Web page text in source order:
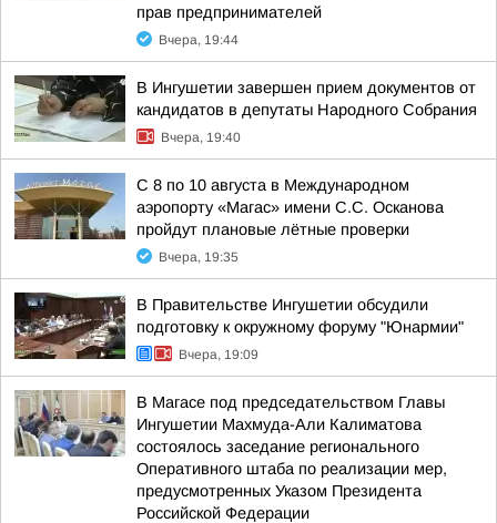
прав предпринимателей
Вчера, 19:44
В Ингушетии завершен прием документов от
кандидатов в депутаты Народного Собрания
Вчера, 19:40
С 8 по 10 августа в Международном
аэропорту «Магас» имени С.С. Осканова
пройдут плановые лётные проверки
Вчера, 19:35
В Правительстве Ингушетии обсудили
подготовку к окружному форуму "Юнармии"
Вчера, 19:09
В Магасе под председательством Главы
Ингушетии Махмуда-Али Калиматова
состоялось заседание регионального
Оперативного штаба по реализации мер,
предусмотренных Указом Президента
Российской Федерации